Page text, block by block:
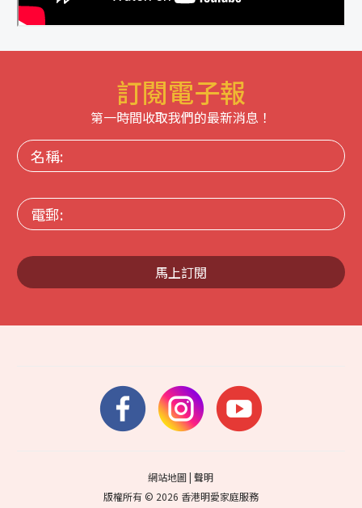
訂閱電子報
第一時間收取我們的最新消息！
名
稱:
電
郵:
馬上訂閱
網站地圖|聲明
版權所有 © 2026 香港明愛家庭服務